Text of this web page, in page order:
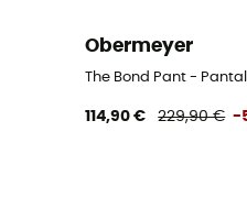
Obermeyer
The Bond Pant -
114,90 € 229,90 € -